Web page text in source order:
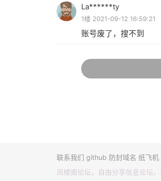
La******ty
1楼 2021-09-12 16:59:21
账号废了，搜不到
联系我们 github 防封域名 纸飞机
凤楼阁论坛，自由分享信息论坛